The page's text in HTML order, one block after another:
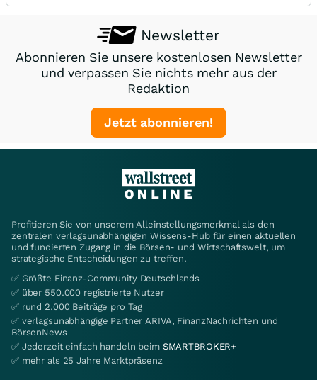
Newsletter
Abonnieren Sie unsere kostenlosen Newsletter
und verpassen Sie nichts mehr aus der
Redaktion
Jetzt abonnieren!
Profitieren Sie von unserem Alleinstellungsmerkmal als den
zentralen verlagsunabhängigen Wissens-Hub für einen aktuellen
und fundierten Zugang in die Börsen- und Wirtschaftswelt, um
strategische Entscheidungen zu treffen.
✅ Größte Finanz-Community Deutschlands
✅ über 550.000 registrierte Nutzer
✅ rund 2.000 Beiträge pro Tag
✅ verlagsunabhängige Partner ARIVA, FinanzNachrichten und
BörsenNews
✅ Jederzeit einfach handeln beim SMARTBROKER+
✅ mehr als 25 Jahre Marktpräsenz